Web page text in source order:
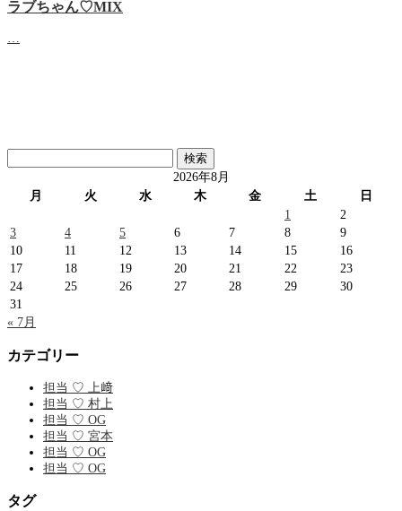
ラブちゃん♡MIX
索:
2026年8月
月
火 水 木 金 土
日
1
2
3
4 5 6 7 8
9
10
11 12 13 14 15
16
17
18 19 20 21 22
23
24
25 26 27 28 29
30
31
« 7月
カテゴリー
担当 ♡ 上﨑
担当 ♡ 村上
担当 ♡ OG
担当 ♡ 宮本
担当 ♡ OG
担当 ♡ OG
タグ